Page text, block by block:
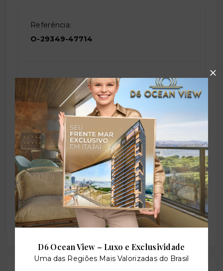
Referência:
O-29349-47714
Perfil:
Residencial
Situação:
Novo
Previsão de entrega:
30/07/2025
D6 Ocean View – Luxo e Exclusividade
Uma das Regiões Mais Valorizadas do Brasil